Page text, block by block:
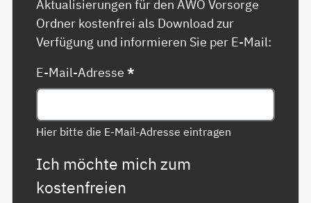
Aktualisierungen für den AWO Vorsorge
Ordner kostenfrei als Download zur
Verfügung und informieren Sie per E-Mail:
E-Mail-Adresse*
Hier bitte die E-Mail-Adresse eintragen
Ich möchte mich zum
kostenfreien